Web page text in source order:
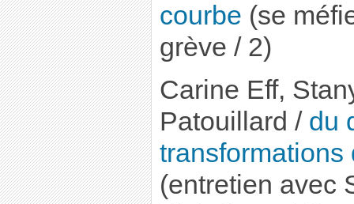
courbe (se
grève / 2)
Carine Eff,
Patouillard / du
transformations
(entretien avec